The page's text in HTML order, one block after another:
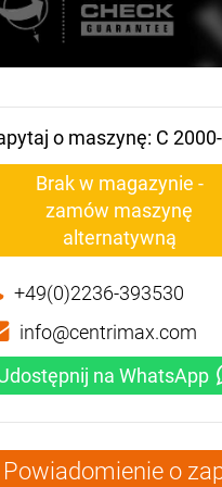
o maszynę: C
Brak w magazynie -
zamów maszynę
alternatywną
+49(0)2236-393530
info@centrimax.com
na WhatsApp
Powiadomienie o